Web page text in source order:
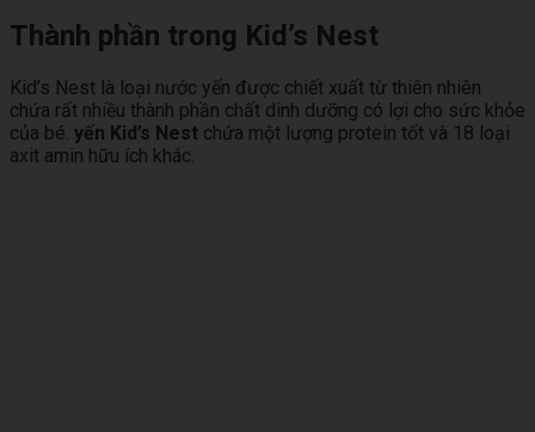
Thành phần trong Kid’s Nest
Kid’s Nest là loại nước yến được chiết xuất từ ​​thiên nhiên
chứa rất nhiều thành phần chất dinh dưỡng có lợi cho sức khỏe
của bé. yến Kid’s Nest chứa một lượng protein tốt và 18 loại
axit amin hữu ích khác.